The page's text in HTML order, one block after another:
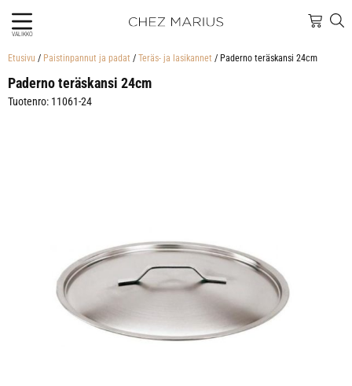
VALIKKO
Etusivu / Paistinpannut ja padat / Teräs- ja lasikannet / Paderno teräskansi 24cm
Paderno teräskansi 24cm
Tuotenro: 11061-24